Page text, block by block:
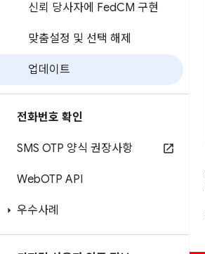
신뢰 당사자에 FedCM 구현
맞춤설정 및 선택 해제
업데이트
전화번호 확인
SMS OTP 양식 권장사항
WebOTP API
우수사례